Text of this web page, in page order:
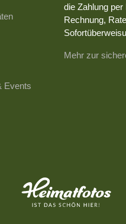
Events
die Zahlung
Rechnung,
Mehr zur